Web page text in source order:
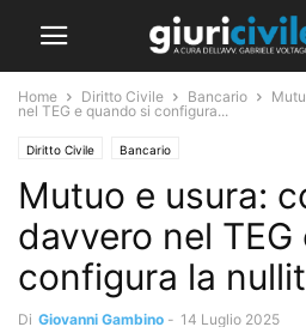
Home Diritto Civile Bancario
nel TEG e quando si configura...
Diritto Civile Bancario
Mutuo e usura:
davvero nel
configura la
Di Giovanni Gambino - 14 Luglio 2025